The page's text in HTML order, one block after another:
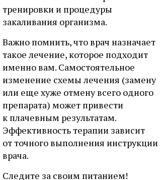
тренировки и процедуры
закаливания организма.
Важно помнить, что врач назначает
такое лечение, которое подходит
именно вам. Самостоятельное
изменение схемы лечения (замену
или еще хуже отмену всего одного
препарата) может привести
к плачевным результатам.
Эффективность терапии зависит
от точного выполнения инструкции
врача.
Следите за своим питанием!